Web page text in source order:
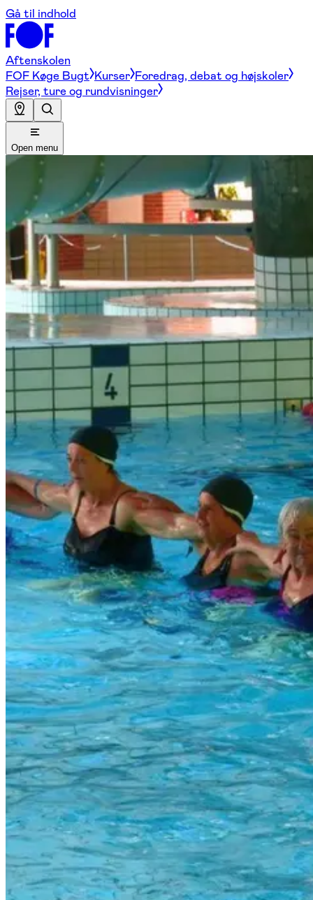
Gå til indhold
Aftenskolen
FOF Køge Bugt Kurser Foredrag, debat og højskoler
Rejser, ture og rundvisninger
Open menu